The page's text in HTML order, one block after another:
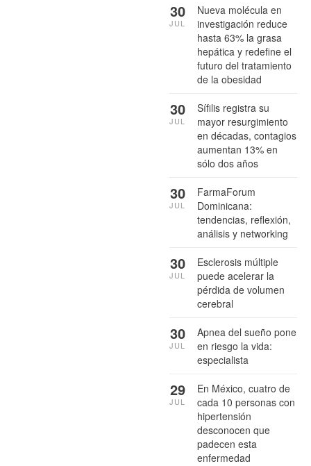
Nueva molécula en
investigación reduce
hasta 63% la grasa
hepática y redefine el
futuro del tratamiento
de la obesidad
30
JUL
Sífilis registra su
mayor resurgimiento
en décadas, contagios
aumentan 13% en
sólo dos años
30
JUL
FarmaForum
Dominicana:
tendencias, reflexión,
análisis y networking
30
JUL
Esclerosis múltiple
puede acelerar la
pérdida de volumen
cerebral
30
JUL
Apnea del sueño pone
en riesgo la vida:
especialista
30
JUL
En México, cuatro de
cada 10 personas con
hipertensión
desconocen que
padecen esta
enfermedad
29
JUL